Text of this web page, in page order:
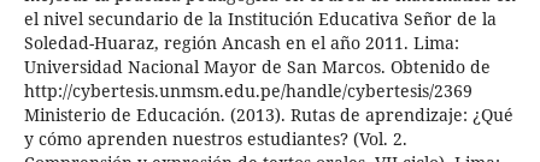
el nivel secundario de la Institución Educativa Señor de la
Soledad-Huaraz, región Ancash en el año 2011. Lima:
Universidad Nacional Mayor de San Marcos. Obtenido de
http://cybertesis.unmsm.edu.pe/handle/cybertesis/2369
Ministerio de Educación. (2013). Rutas de aprendizaje: ¿Qué
y cómo aprenden nuestros estudiantes? (Vol. 2.